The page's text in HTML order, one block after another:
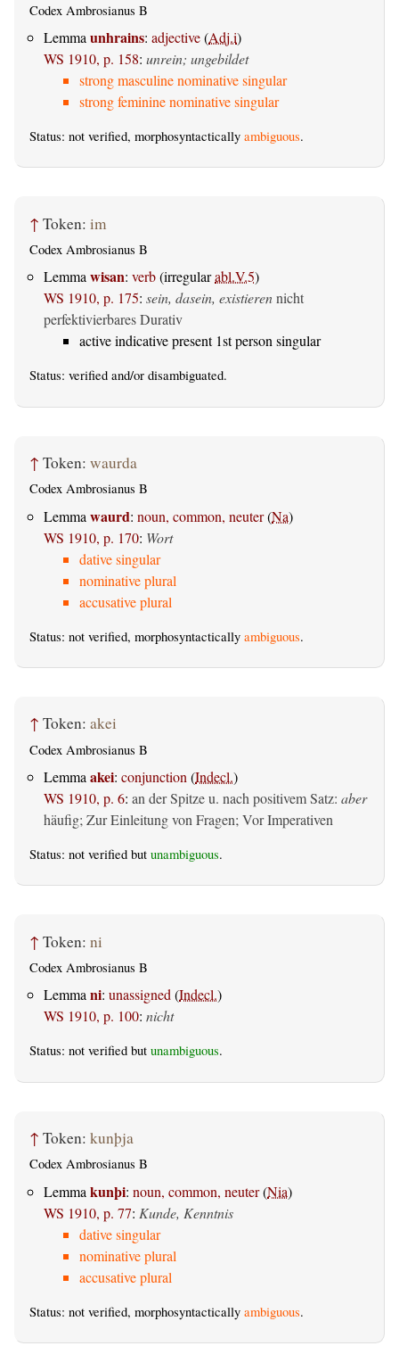
Codex Ambrosianus B
Lemma unhrains: adjective(Adj.i)
WS 1910, p. 158: unrein; ungebildet
strong masculine nominative singular
strong feminine nominative singular
Status: not verified, morphosyntactically ambiguous.
↑ Token: im
Codex Ambrosianus B
Lemmawisan: verb(irregularabl.V.5)
WS 1910, p. 175: sein, dasein, existierennicht
perfektivierbares Durativ
active indicative present 1st person singular
Status: verified and/or disambiguated.
↑ Token: waurda
Codex Ambrosianus B
Lemma waurd: noun, common, neuter(Na)
WS 1910, p. 170: Wort
dative singular
nominative plural
accusative plural
Status: not verified, morphosyntactically ambiguous.
↑ Token: akei
Codex Ambrosianus B
Lemma akei: conjunction (Indecl.)
WS 1910, p. 6: an der Spitze u. nach positivem Satz: aber
häufig; Zur Einleitung von Fragen; Vor Imperativen
Status: not verified but unambiguous.
↑ Token: ni
Codex Ambrosianus B
Lemmani: unassigned(Indecl.)
WS 1910, p. 100: nicht
Status: not verified but unambiguous.
↑ Token: kunþja
Codex Ambrosianus B
Lemma kunþi: noun, common, neuter(Nia)
WS 1910, p. 77: Kunde, Kenntnis
dative singular
nominative plural
accusative plural
Status: not verified, morphosyntactically ambiguous.